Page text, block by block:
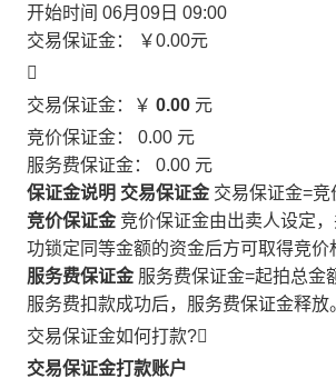
开始时间 06月09日 09:00
交易保证金：
￥0.00元

交易保证金：￥ 0.00 元
竞价保证金： 0.00 元
服务费保证金： 0.00 元
保证金说明 交易保证金 交易保证金=
竞价保证金 竞价保证金由出卖人设定
功锁定同等金额的资金后方可取得竞
服务费保证金 服务费保证金=起拍总金
服务费扣款成功后，服务费保证金释放
交易保证金如何打款?
交易保证金打款账户